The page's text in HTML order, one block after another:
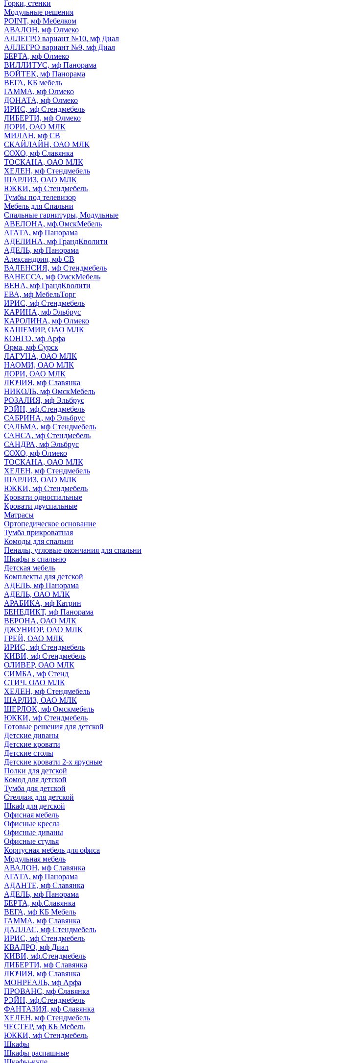
Горки, стенки
Модульные решения
POINT, мф Мебелком
АВАЛОН, мф Олмеко
АЛЛЕГРО вариант №10, мф Диал
АЛЛЕГРО вариант №9, мф Диал
БЕРТА, мф Олмеко
ВИЛЛИТУС, мф Панорама
ВОЙТЕК, мф Панорама
ВЕГА, КБ мебель
ГАММА, мф Олмеко
ДОНАТА, мф Олмеко
ИРИС, мф Стендмебель
ЛИБЕРТИ, мф Олмеко
ЛОРИ, ОАО МЛК
МИЛАН, мф СВ
СКАЙЛАЙН, ОАО МЛК
СОХО, мф Славянка
ТОСКАНА, ОАО МЛК
ХЕЛЕН, мф Стендмебель
ШАРЛИЗ, ОАО МЛК
ЮККИ, мф Стендмебель
Тумбы под телевизор
Мебель для Спальни
Спальные гарнитуры, Модульные
АВЕЛОНА, мф.ОмскМебель
АГАТА, мф Панорама
АДЕЛИНА, мф ГрандКволити
АДЕЛЬ, мф Панорама
Александрия, мф СВ
ВАЛЕНСИЯ, мф Стендмебель
ВАНЕССА, мф ОмскМебель
ВЕНА, мф ГрандКволити
ЕВА, мф МебельТорг
ИРИС, мф Стендмебель
КАРИНА, мф Эльбрус
КАРОЛИНА, мф Олмеко
КАШЕМИР, ОАО МЛК
КОНГО, мф Арфа
Орма, мф Сурск
ЛАГУНА, ОАО МЛК
НАОМИ, ОАО МЛК
ЛОРИ, ОАО МЛК
ЛЮЧИЯ, мф Славянка
НИКОЛЬ, мф ОмскМебель
РОЗАЛИЯ, мф Эльбрус
РЭЙН, мф.Стендмебель
САБРИНА, мф Эльбрус
САЛЬМА, мф Стендмебель
САНСА, мф Стендмебель
САНДРА, мф Эльбрус
СОХО, мф Олмеко
ТОСКАНА, ОАО МЛК
ХЕЛЕН, мф Стендмебель
ШАРЛИЗ, ОАО МЛК
ЮККИ, мф Стендмебель
Кровати односпальные
Кровати двуспальные
Матрасы
Ортопедическое основание
Тумба прикроватная
Комоды для спальни
Пеналы, угловые окончания для спальни
Шкафы в спальню
Детская мебель
Комплекты для детской
АДЕЛЬ, мф Панорама
АДЕЛЬ, ОАО МЛК
АРАБИКА, мф Катрин
БЕНЕДИКТ, мф Панорама
ВЕРОНА, ОАО МЛК
ДЖУНИОР, ОАО МЛК
ГРЕЙ, ОАО МЛК
ИРИС, мф Стендмебель
КИВИ, мф Стендмебель
ОЛИВЕР, ОАО МЛК
СИМБА, мф Стенд
СТИЧ, ОАО МЛК
ХЕЛЕН, мф Стендмебель
ШАРЛИЗ, ОАО МЛК
ШЕРЛОК, мф Омскмебель
ЮККИ, мф Стендмебель
Готовые решения для детской
Детские диваны
Детские кровати
Детские столы
Детские кровати 2-х ярусные
Полки для детской
Комод для детской
Тумба для детской
Стеллаж для детской
Шкаф для детской
Офисная мебель
Офисные кресла
Офисные диваны
Офисные стулья
Корпусная мебель для офиса
Модульная мебель
АВАЛОН, мф Славянка
АГАТА, мф Панорама
АДАНТЕ, мф Славянка
АДЕЛЬ, мф Панорама
БЕРТА, мф.Славянка
ВЕГА, мф КБ Мебель
ГАММА, мф Славянка
ДАЛЛАС, мф Стендмебель
ИРИС, мф Стендмебель
КВАДРО, мф Диал
КИВИ, мф.Стендмебель
ЛИБЕРТИ, мф Славянка
ЛЮЧИЯ, мф Славянка
МОНРЕАЛЬ, мф Арфа
ПРОВАНС, мф Славянка
РЭЙН, мф.Стендмебель
ФАНТАЗИЯ, мф Славянка
ХЕЛЕН, мф Стендмебель
ЧЕСТЕР, мф КБ Мебель
ЮККИ, мф Стендмебель
Шкафы
Шкафы распашные